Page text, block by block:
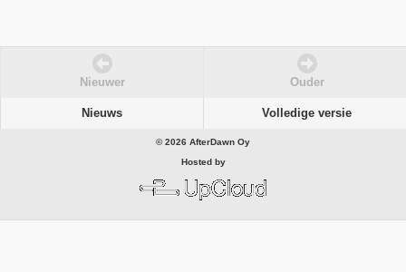
Nieuwer Ouder
Nieuws Volledige versie
© 2026 AfterDawn Oy
Hosted by